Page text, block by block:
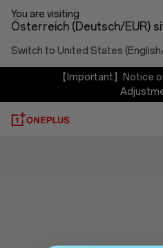
You are visiting
Österreich (Deutsch/EUR)
Switch to United States
【Important】Notice